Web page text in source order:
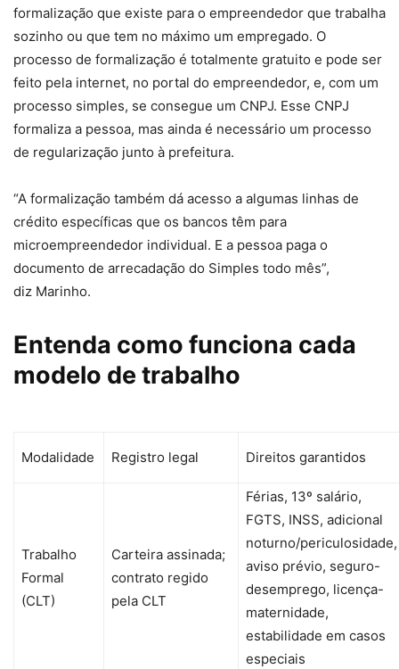
formalização que existe para o empreendedor que trabalha
sozinho ou que tem no máximo um empregado. O
processo de formalização é totalmente gratuito e pode ser
feito pela internet, no portal do empreendedor, e, com um
processo simples, se consegue um CNPJ. Esse CNPJ
formaliza a pessoa, mas ainda é necessário um processo
de regularização junto à prefeitura.
“A formalização também dá acesso a algumas linhas de
crédito específicas que os bancos têm para
microempreendedor individual. E a pessoa paga o
documento de arrecadação do Simples todo mês”,
diz Marinho.
Entenda como funciona cada
modelo de trabalho
Modalidade Registro legal Direitos garantidos
Trabalho
Formal
(CLT)
Carteira assinada;
contrato regido
pela CLT
Férias, 13º salário,
FGTS, INSS, adicional
noturno/periculosidade,
aviso prévio, seguro-
desemprego, licença-
maternidade,
estabilidade em casos
especiais